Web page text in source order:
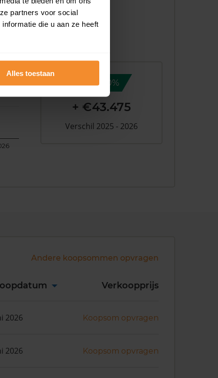
partners voor social
die u aan ze heeft
Alles toestaan
16,0%
+ €43.475
Verschil 2025 - 2026
Andere koopsommen opvragen
Verkoopprijs
2026 Koopsom opvragen
2026 Koopsom opvragen